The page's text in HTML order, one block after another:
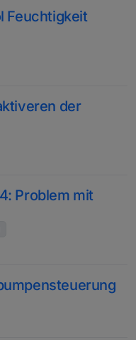
Feuchtigkeit
der
Problem mit